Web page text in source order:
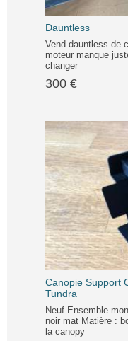
Dauntless
Vend dauntless de
moteur manque
changer
300 €
Canopie Support
Tundra
Neuf Ensemble
noir mat Matière :
la canopy